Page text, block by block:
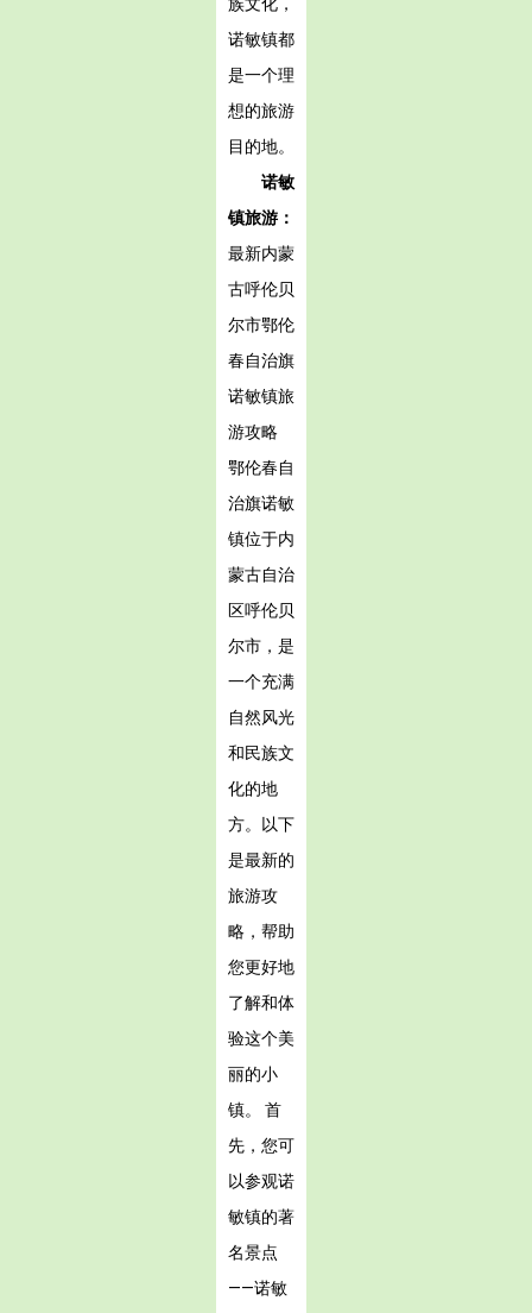
诺敏镇都
是一个理
想的旅游
目的地。
诺敏
镇旅游：
最新内蒙
古呼伦贝
尔市鄂伦
春自治旗
诺敏镇旅
游攻略
鄂伦春自
治旗诺敏
镇位于内
蒙古自治
区呼伦贝
尔市，是
一个充满
自然风光
和民族文
化的地
方。以下
是最新的
旅游攻
略，帮助
您更好地
了解和体
验这个美
丽的小
镇。 首
先，您可
以参观诺
敏镇的著
名景点
——诺敏